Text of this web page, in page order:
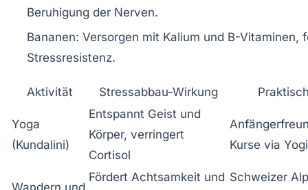
Beruhigung der Nerven.
Bananen: Versorgen mit Kalium und B-Vitaminen,
Stressresistenz.
Aktivität Stressabbau-Wirkung
Yoga
(Kundalini)
Entspannt Geist und
Körper, verringert
Cortisol
Kurse via
Fördert Achtsamkeit und Schweizer